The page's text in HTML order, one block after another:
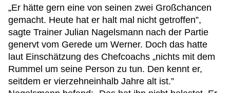
„Er hätte gern eine von seinen zwei Großchancen
gemacht. Heute hat er halt mal nicht getroffen”,
sagte Trainer Julian Nagelsmann nach der Partie
genervt vom Gerede um Werner. Doch das hatte
laut Einschätzung des Chefcoachs „nichts mit dem
Rummel um seine Person zu tun. Den kennt er,
seitdem er vierzehneinhalb Jahre alt ist.”